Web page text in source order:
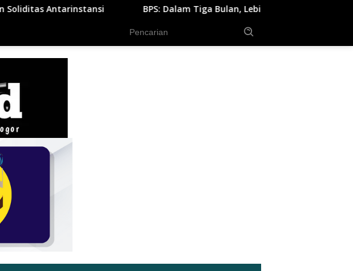
BPS: Dalam Tiga Bulan, Lebih dari Setengah Juta Orang Terserap di Pasar Kerja